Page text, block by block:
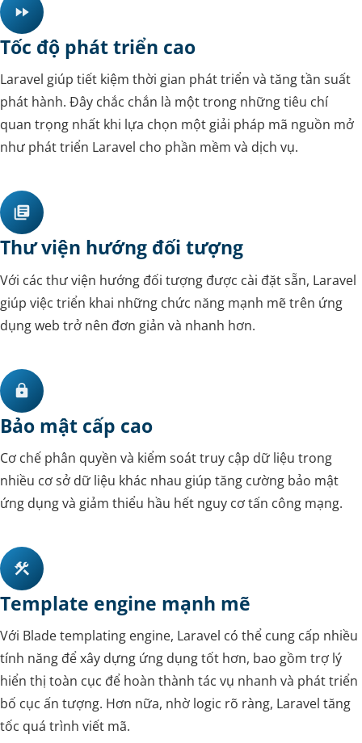
Tốc độ phát triển cao
Laravel giúp tiết kiệm thời gian phát triển và tăng tần suất
phát hành. Đây chắc chắn là một trong những tiêu chí
quan trọng nhất khi lựa chọn một giải pháp mã nguồn mở
như phát triển Laravel cho phần mềm và dịch vụ.
Thư viện hướng đối tượng
Với các thư viện hướng đối tượng được cài đặt sẵn, Laravel
giúp việc triển khai những chức năng mạnh mẽ trên ứng
dụng web trở nên đơn giản và nhanh hơn.
Bảo mật cấp cao
Cơ chế phân quyền và kiểm soát truy cập dữ liệu trong
nhiều cơ sở dữ liệu khác nhau giúp tăng cường bảo mật
ứng dụng và giảm thiểu hầu hết nguy cơ tấn công mạng.
Template engine mạnh mẽ
Với Blade templating engine, Laravel có thể cung cấp nhiều
tính năng để xây dựng ứng dụng tốt hơn, bao gồm trợ lý
hiển thị toàn cục để hoàn thành tác vụ nhanh và phát triển
bố cục ấn tượng. Hơn nữa, nhờ logic rõ ràng, Laravel tăng
tốc quá trình viết mã.